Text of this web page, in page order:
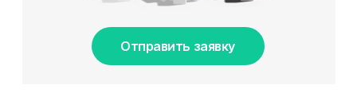
Отправить заявку